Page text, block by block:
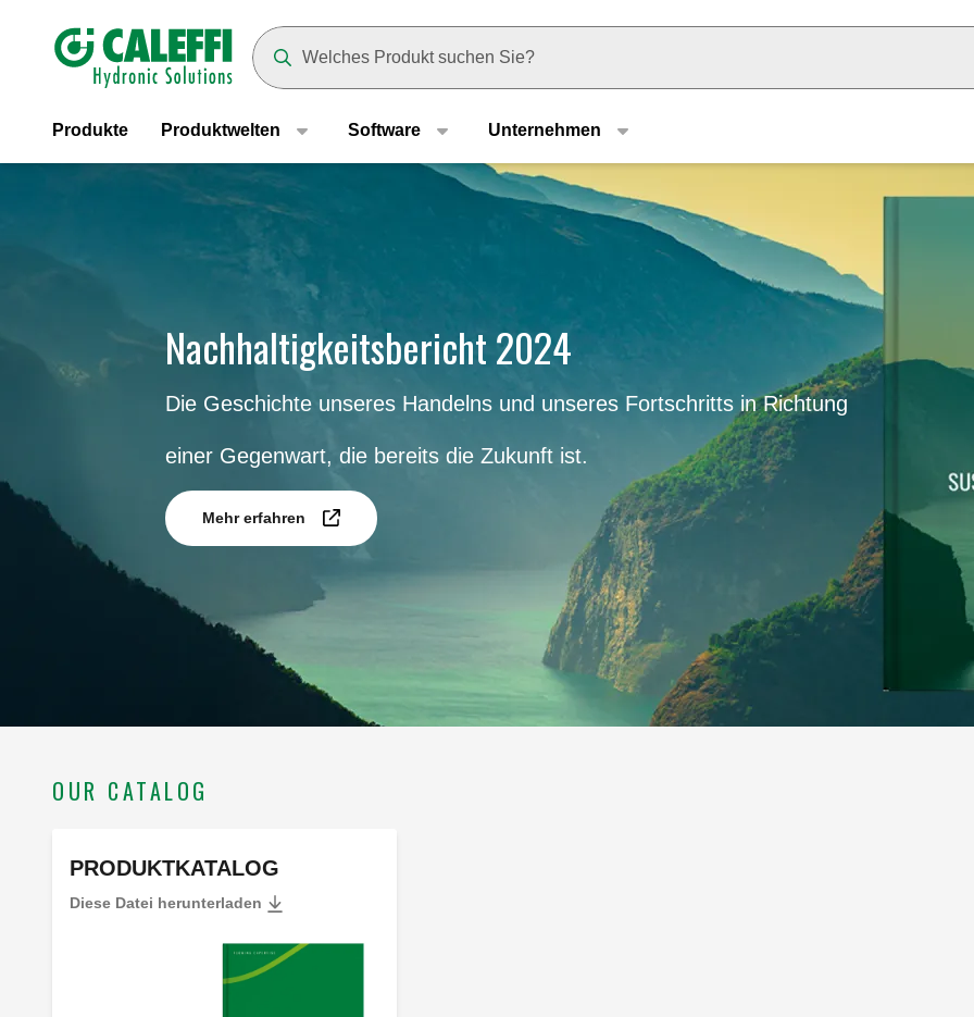
Header main navigation
Produkte Produktwelten Software Unternehmen
Nachhaltigkeitsbericht 2024
Die Geschichte unseres Handelns und unseres Fortschritts in Richtung
einer Gegenwart, die bereits die Zukunft ist.
Mehr erfahren
OUR CATALOG
PRODUKTKATALOG
Diese Datei herunterladen